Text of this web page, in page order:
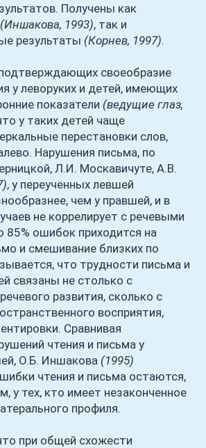
Получены как
(Иншакова, 1993), так и
результаты (Корнев, 1997).
своеобразие
у леворуких и детей, имеющих
показатели (ведущие глаз,
у таких детей чаще
перестановки слов,
Нарушения письма, по
Л.И. Москавичуте, А.В.
, у переученных левшей
чем у правшей, и в
не коррелирует с речевыми
85% ошибок приходится на
и смешивание близких по
что трудности письма и
связаны не столько с
развития, сколько с
восприятия,
Сравнивая
чтения и письма у
О.Б. Иншакова (1995)
чтения и письма остаются,
у тех, кто имеет незаконченное
профиля.
при общей схожести